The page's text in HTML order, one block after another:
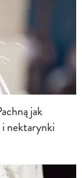
jak
i nektarynki